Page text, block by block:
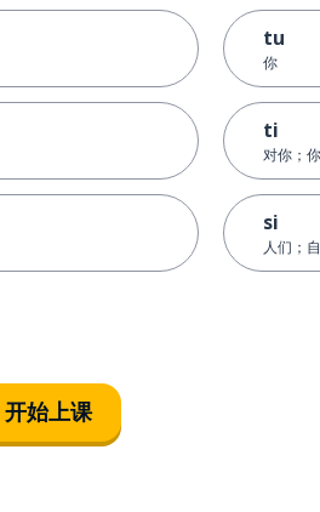
tu
你
ti
对你；
si
人们；
开始上课